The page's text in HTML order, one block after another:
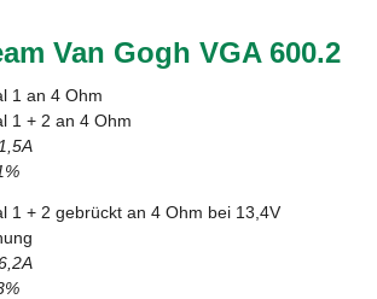
Van GoghVGA600.2
1 an 4 Ohm
1 + 2 an 4 Ohm
1 + 2 gebrückt an 4 Ohm bei 13,4V